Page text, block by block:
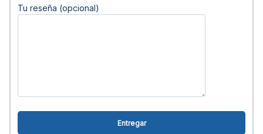
Tu reseña (opcional)